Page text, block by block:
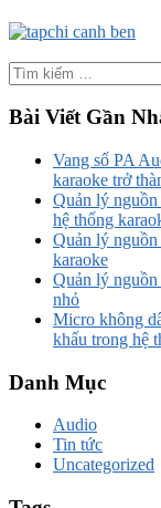
Bài Viết Gần
Vang số PA
karaoke trở
Quản lý
hệ thống
Quản lý
karaoke
Quản lý
nhỏ
Micro không
khấu trong hệ
Danh Mục
Audio
Tin tức
Uncategorized